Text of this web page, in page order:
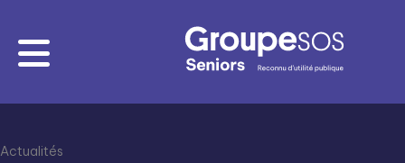
Actualités